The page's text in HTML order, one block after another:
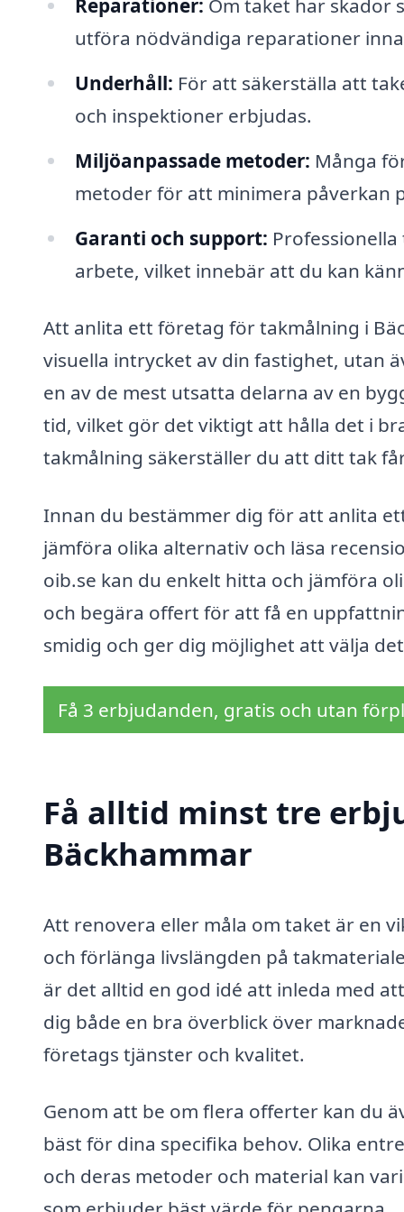
Reparationer: Om taket har skador
utföra nödvändiga reparationer
Underhåll: För att säkerställa att
och inspektioner erbjudas.
Miljöanpassade metoder: Många
metoder för att minimera påverkan
Garanti och support:
arbete, vilket innebär att du kan
Att anlita ett företag för takmålning i
visuella intrycket av din fastighet, utan
en av de mest utsatta delarna av en
tid, vilket gör det viktigt att hålla det i
takmålning säkerställer du att ditt tak
Innan du bestämmer dig för att anlita
jämföra olika alternativ och läsa
oib.se kan du enkelt hitta och jämföra
och begära offert för att få en
smidig och ger dig möjlighet att välja
Få 3 erbjudanden, gratis och utan
Få alltid minst tre
Bäckhammar
Att renovera eller måla om taket är en
och förlänga livslängden på
är det alltid en god idé att inleda med
dig både en bra överblick över
företags tjänster och kvalitet.
Genom att be om flera offerter kan du
bäst för dina specifika behov. Olika
och deras metoder och material kan